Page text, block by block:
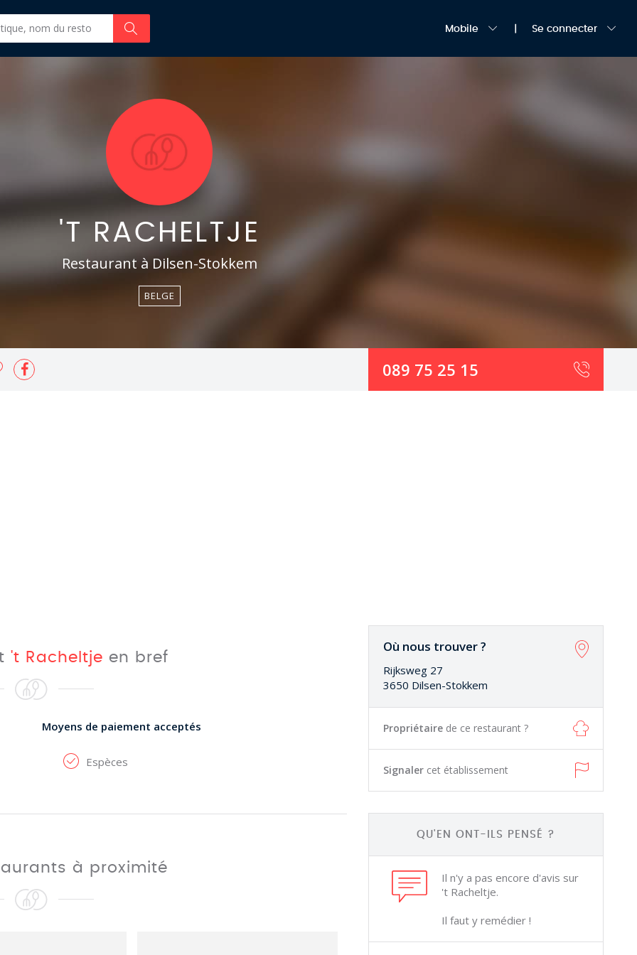
Mobile Se connecter
'T RACHELTJE
Restaurant à Dilsen-Stokkem
BELGE
089 75 25 15
Où nous trouver ?
Rijksweg 27
3650 Dilsen-Stokkem
Propriétaire de ce restaurant ?
Signaler cet établissement
QU'EN ONT-ILS PENSÉ ?
Il n'y a pas encore d'avis sur
't Racheltje.
Il faut y remédier !
't Racheltje en bref
Moyens de paiement acceptés
Espèces
à proximité